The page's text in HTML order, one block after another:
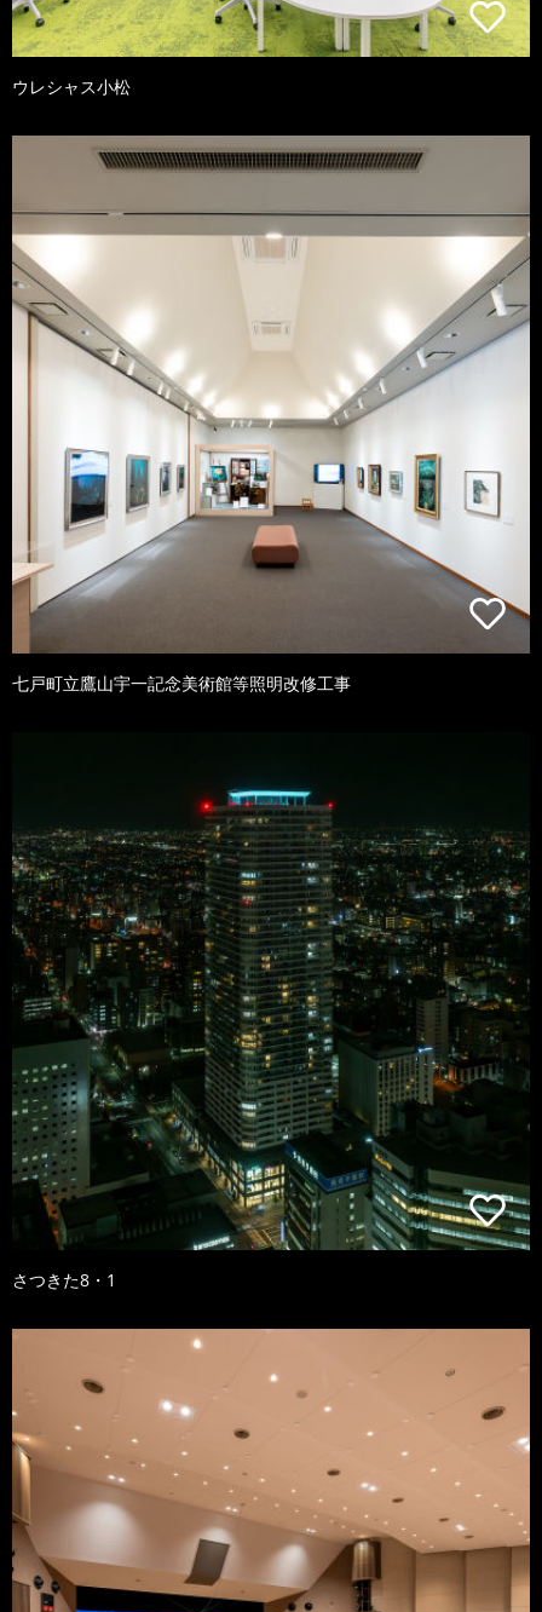
ウレシャス小松
七戸町立鷹山宇一記念美術館等照明改修工事
さつきた8・1